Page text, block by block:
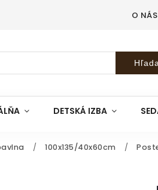
O NÁS
DETSKÁ IZBA
/ 100x135/40x60cm /